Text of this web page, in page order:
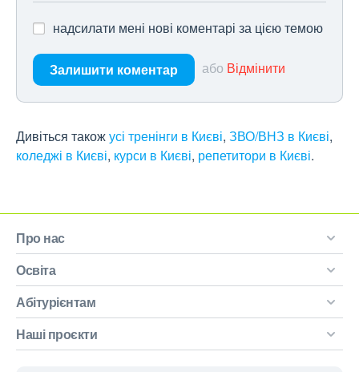
надсилати мені нові коментарі за цією темою
Залишити коментар або Відмінити
Дивіться такожусі тренінги в Києві, ЗВО/ВНЗ в Києві,
коледжі в Києві, курси в Києві, репетитори в Києві.
Про нас
Освіта
Абітурієнтам
Наші проєкти